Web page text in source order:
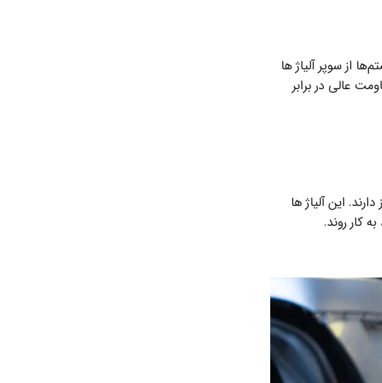
از سوپر آلیاژ ها
عالی در برابر
این آلیاژ ها
کار روند.